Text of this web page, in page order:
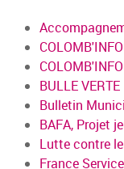
BULLE VERTE
Bulletin
BAFA, Projet
Lutte contre
France